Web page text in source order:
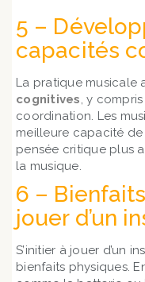
5 –
capacités
La pratique musicale
cognitives, y
coordination. Les
meilleure capacité
pensée critique plus
la musique.
6 –
jouer d’un
S’initier à jouer d’un
bienfaits physiques.